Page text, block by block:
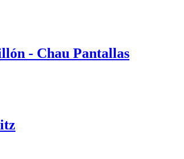
- Chau Pantallas